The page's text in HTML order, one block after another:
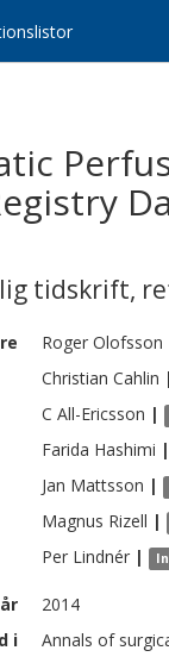
tidskrift,
Roger Olofsson
Christian Cahlin
C All-Ericsson |
Farida Hashimi |
Jan Mattsson |
Magnus Rizell |
Per Lindnér |
2014
i
Annals of